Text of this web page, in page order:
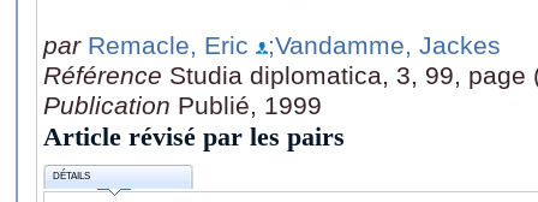
par Remacle, Eric
;Vandamme, Jackes
Référence Studia diplomatica, 3, 99, page
Publication Publié, 1999
Article révisé par les pairs
DÉTAILS